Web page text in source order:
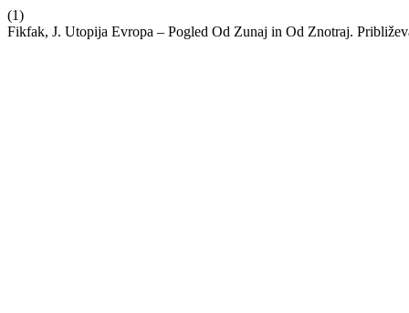
(1)
Fikfak, J. Utopija Evropa – Pogled Od Zunaj in Od Znotraj.